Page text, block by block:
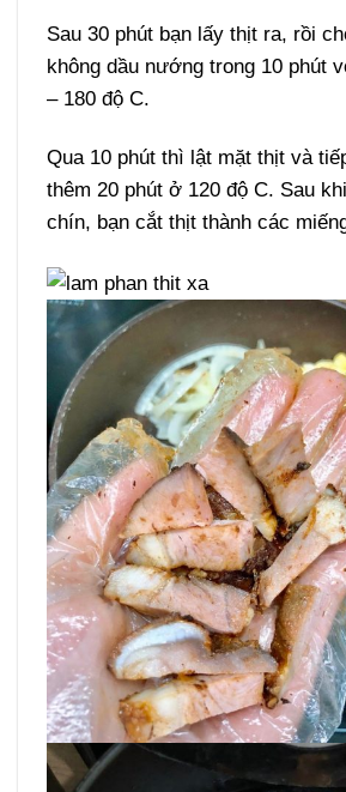
Sau 30 phút bạn lấy thịt ra, rồi
không dầu nướng trong 10 phút
– 180 độ C.
Qua 10 phút thì lật mặt thịt và
thêm 20 phút ở 120 độ C. Sau
chín, bạn cắt thịt thành các